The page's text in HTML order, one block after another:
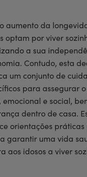
aumento da
optam por viver
a sua
Contudo, esta
um conjunto de
para assegurar
emocional e social,
dentro de casa.
orientações
garantir uma vida
aos idosos a viver